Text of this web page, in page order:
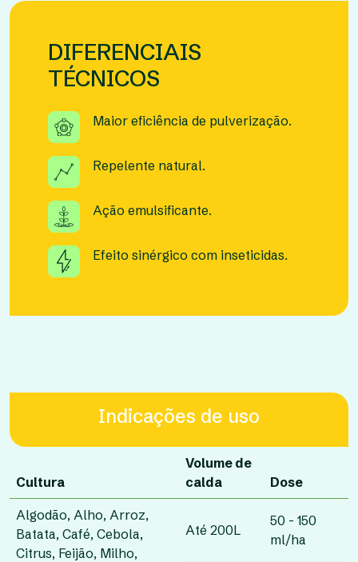
DIFERENCIAIS
TÉCNICOS
Maior eficiência de pulverização.
Repelente natural.
Ação emulsificante.
Efeito sinérgico com inseticidas.
Indicações de uso
Cultura
Volume de
calda
Dose
Algodão, Alho, Arroz,
Batata, Café, Cebola,
Citrus, Feijão, Milho,
Até 200L
50 - 150
ml/ha